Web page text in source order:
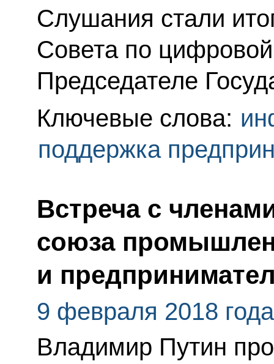
Слушания стали
Совета по
Председателе
Ключевые слова:
поддержка
Встреча с
союза
и
9 февраля 2018 года
Владимир Путин